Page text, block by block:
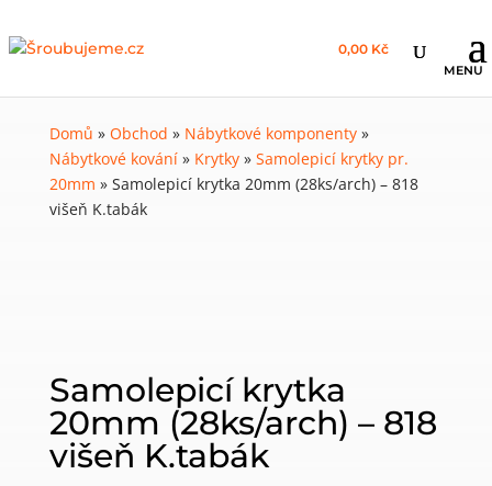
0,00 Kč
Domů » Obchod » Nábytkové komponenty»
Nábytkové kování» Krytky» Samolepicí krytky pr.
20mm » Samolepicí krytka 20mm (28ks/arch) – 818
višeň K.tabák
Samolepicí krytka
20mm (28ks/arch) – 818
višeň K.tabák